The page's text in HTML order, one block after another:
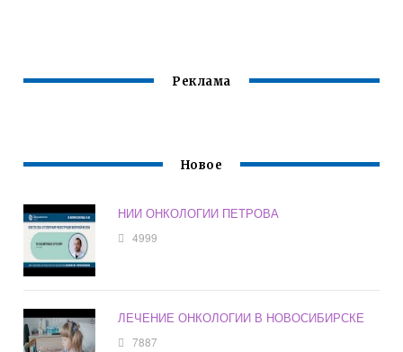
Реклама
Новое
НИИ ОНКОЛОГИИ ПЕТРОВА
4999
ЛЕЧЕНИЕ ОНКОЛОГИИ В НОВОСИБИРСКЕ
7887